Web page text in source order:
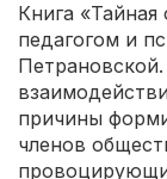
Книга
педагогом и
причины
членов